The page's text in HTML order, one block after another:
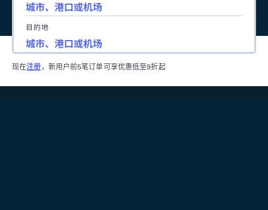
目的地
现在注册 ，新用户前5笔订单可享优惠低至9折起